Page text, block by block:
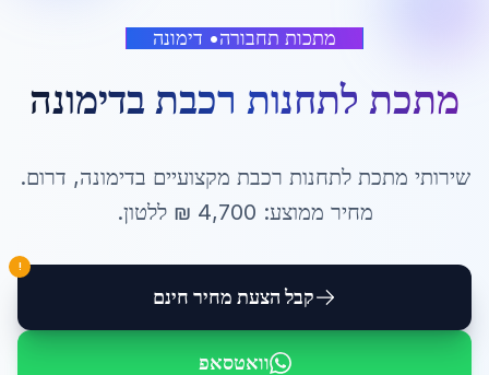
מתכות תחבורה• דימונה
מתכת לתחנות רכבת בדימונה
שירותי מתכת לתחנות רכבת מקצועיים בדימונה, דרום.
מחיר ממוצע: 4,700 ₪ ללטון.
קבל הצעת מחיר חינם
!
וואטסאפ